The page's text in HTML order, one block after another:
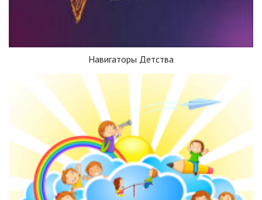
Навигаторы Детства